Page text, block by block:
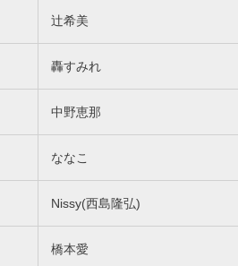
辻希美
轟すみれ
中野恵那
ななこ
Nissy(西島隆弘)
橋本愛